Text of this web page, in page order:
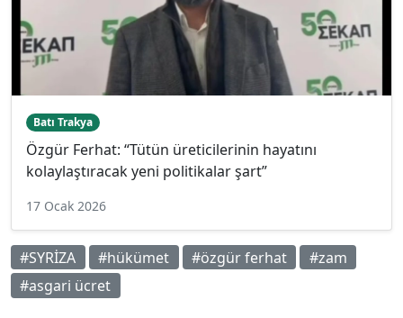
Batı Trakya
Özgür Ferhat: “Tütün üreticilerinin hayatını
kolaylaştıracak yeni politikalar şart”
17 Ocak 2026
#SYRİZA #hükümet #özgür ferhat
#zam
#asgari ücret